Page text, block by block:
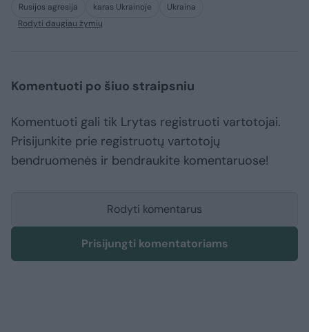
Rusijos agresija karas Ukrainoje
Ukraina
Rodyti daugiau žymių
Komentuoti po šiuo straipsniu
Komentuoti gali tik Lrytas registruoti vartotojai.
Prisijunkite prie registruotų vartotojų
bendruomenės ir bendraukite komentaruose!
Rodyti komentarus
Prisijungti komentatoriams